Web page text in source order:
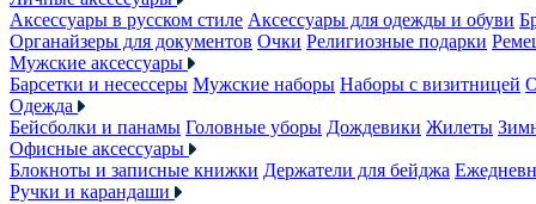
Аксессуары в русском стиле Аксессуары для одежды и обуви
Органайзеры для документов Очки Религиозные подарки
Мужские аксессуары
Барсетки и несессеры Мужские наборы Наборы с визитницей
Одежда
Бейсболки и панамы Головные уборы Дождевики Жилеты
Офисные аксессуары
Блокноты и записные книжки Держатели для бейджа
Ручки и карандаши